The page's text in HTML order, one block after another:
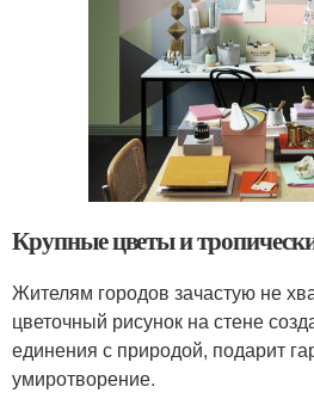
Крупные цветы и
Жителям городов зачастую не
цветочный рисунок на стене
единения с природой, подарит
умиротворение.